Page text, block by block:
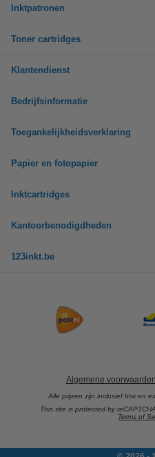
Inktpatronen
Toner cartridges
Klantendienst
Bedrijfsinformatie
Toegankelijkheidsverklaring
Papier en fotopapier
Inktcartridges
Kantoorbenodigdheden
123inkt.be
Algemene voorwaarden
Alle prijzen zijn inclusief btw en
This site is protected by
Terms of